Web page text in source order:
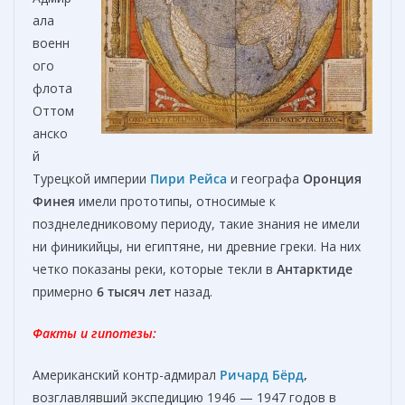
ала
военн
ого
флота
Оттом
анско
й
Турецкой империи Пири Рейса и географа Оронция
Финея имели прототипы, относимые к
позднеледниковому периоду, такие знания не имели
ни финикийцы, ни египтяне, ни древние греки. На них
четко показаны реки, которые текли в Антарктиде
примерно 6 тысяч лет назад.
Факты и гипотезы:
Американский контр-адмирал Ричард Бёрд,
возглавлявший экспедицию 1946 — 1947 годов в